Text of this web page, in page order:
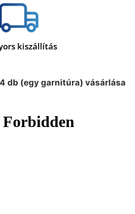
kiszállítás
db (egy garnitúra) vásárlása